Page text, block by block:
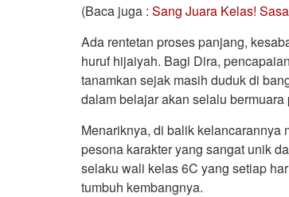
(Baca juga : Sang Juara Kelas!
Ada rentetan proses panjang,
huruf hijaiyah. Bagi Dira,
tanamkan sejak masih duduk di
dalam belajar akan selalu
Menariknya, di balik kelancarannya
pesona karakter yang sangat unik
selaku wali kelas 6C yang setiap
tumbuh kembangnya.